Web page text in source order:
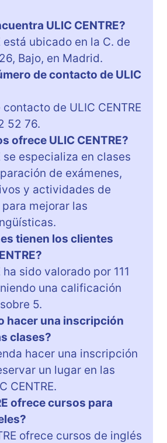
ULIC CENTRE?
está ubicado en la C. de
Bajo, en Madrid.
de contacto de ULIC
de ULIC CENTRE
52 76.
ofrece ULIC CENTRE?
se especializa en clases
de exámenes,
y actividades de
mejorar las
tienen los clientes
ha sido valorado por 111
una calificación
5.
hacer una inscripción
clases?
hacer una inscripción
un lugar en las
CENTRE.
ofrece cursos para
ofrece cursos de inglés